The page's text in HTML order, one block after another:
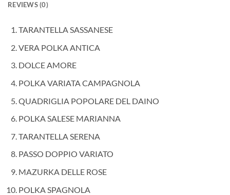
REVIEWS (0)
TARANTELLA SASSANESE
VERA POLKA ANTICA
DOLCE AMORE
POLKA VARIATA CAMPAGNOLA
QUADRIGLIA POPOLARE DEL DAINO
POLKA SALESE MARIANNA
TARANTELLA SERENA
PASSO DOPPIO VARIATO
MAZURKA DELLE ROSE
POLKA SPAGNOLA